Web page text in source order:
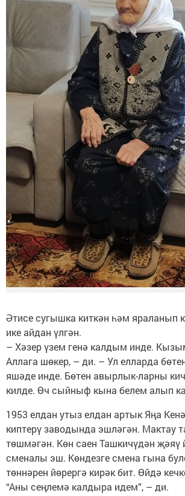
Әтисе сугышка киткән һәм яраланып
ике айдан үлгән.
– Хәзер үзем генә калдым инде.
Аллага шөкер, – ди. – Ул елларда
яшәде инде. Бөтен авырлык-ларны
килде. Өч сыйныф кына белем алып
1953 елдан утыз елдан артык Яңа
киптерү заводында эшләгән. Мактау
төшмәгән. Көн саен Ташкичүдән җәяү
сменалы эш. Көндезге смена гына
төннәрен йөрергә кирәк бит. Өйдә
“Аны сеңлемә калдыра идем”, – ди.